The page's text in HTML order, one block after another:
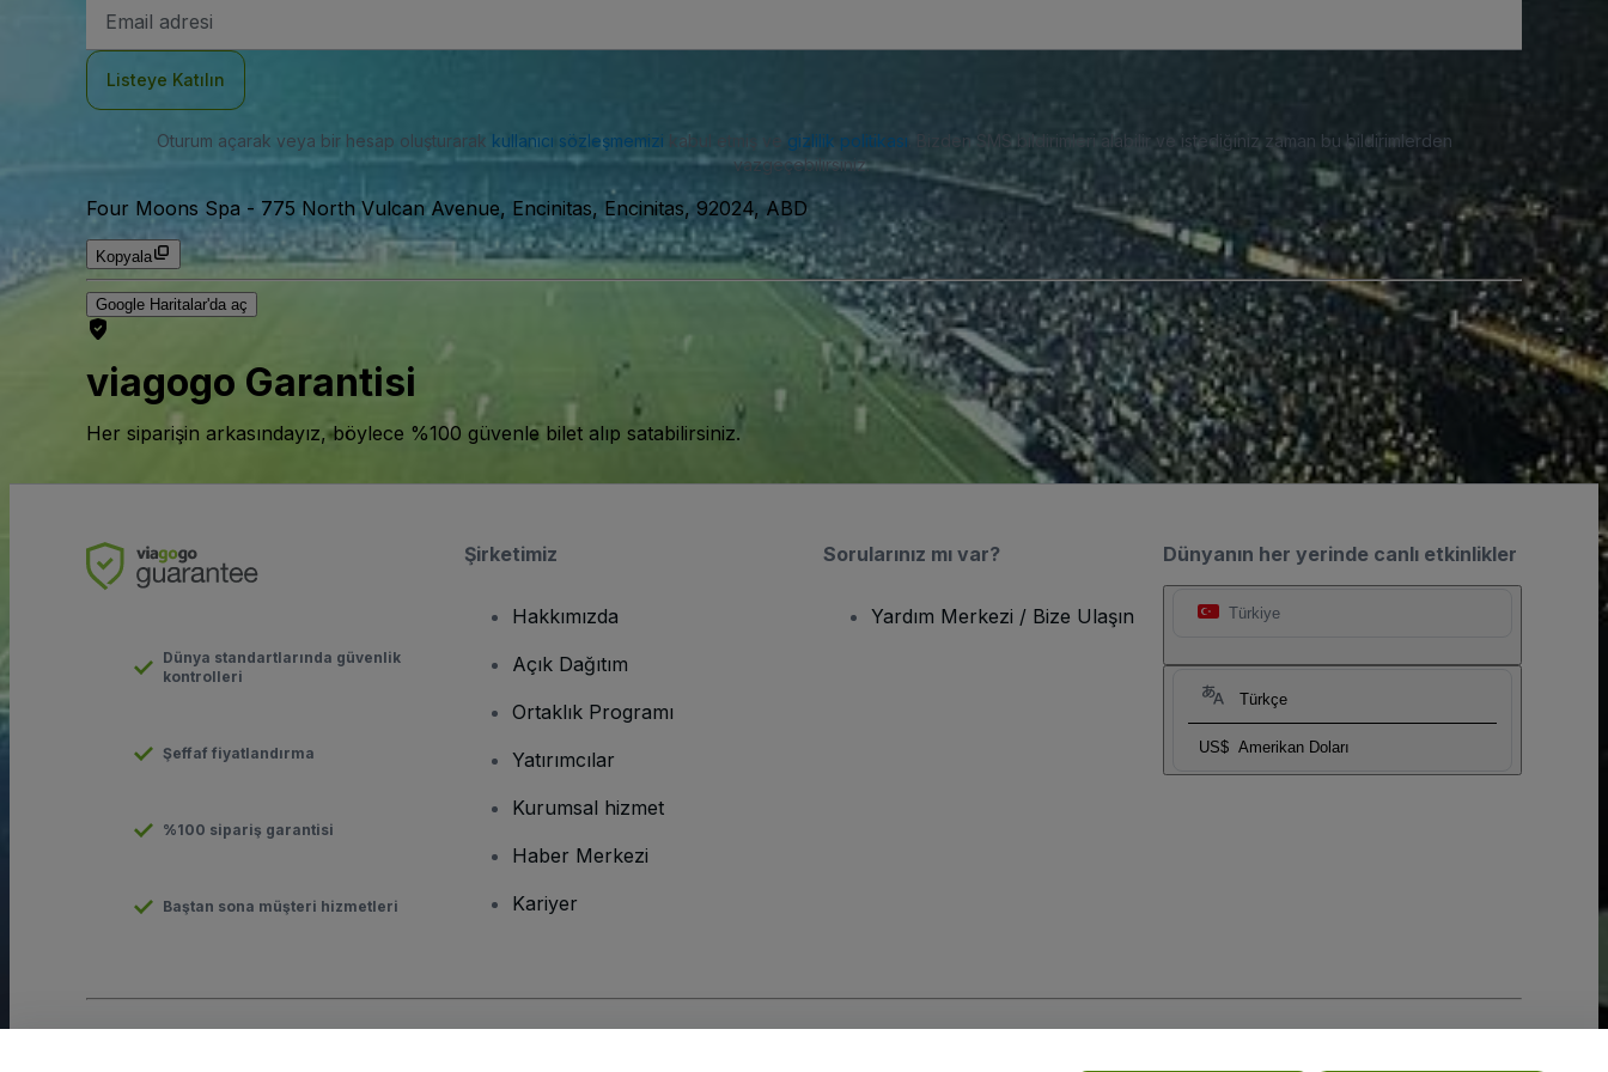
posta
Listeye Katılın
Oturum açarak veya bir hesap oluşturarak kullanıcı sözleşmemizi kabul etmiş ve gizlilik politikası . Bizden SMS bildirimleri alabilir ve istediğiniz zaman bu bildirimlerden
vazgeçebilirsiniz.
Four Moons Spa - 775 North Vulcan Avenue, Encinitas, Encinitas, 92024, ABD
Kopyala
Google Haritalar'da aç
viagogo Garantisi
Her siparişin arkasındayız, böylece %100 güvenle bilet alıp satabilirsiniz.
Dünyanın her yerinde canlı etkinlikler
Türkiye
Türkçe
US$ Amerikan Doları
Dünya standartlarında güvenlik
kontrolleri
Şeffaf fiyatlandırma
%100 sipariş garantisi
Baştan sona müşteri hizmetleri
Şirketimiz
Hakkımızda
Açık Dağıtım
Ortaklık Programı
Yatırımcılar
Kurumsal hizmet
Haber Merkezi
Kariyer
Sorularınız mı var?
Yardım Merkezi / Bize Ulaşın